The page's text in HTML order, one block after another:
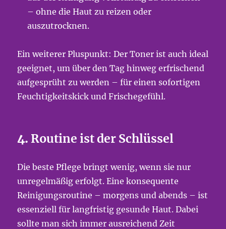
– ohne die Haut zu reizen oder
auszutrocknen.
Ein weiterer Pluspunkt: Der Toner ist auch ideal
geeignet, um über den Tag hinweg erfrischend
aufgesprüht zu werden – für einen sofortigen
Feuchtigkeitskick und Frischegefühl.
4.Routine ist der Schlüssel
Die beste Pflege bringt wenig, wenn sie nur
unregelmäßig erfolgt. Eine konsequente
Reinigungsroutine – morgens und abends – ist
essenziell für langfristig gesunde Haut. Dabei
sollte man sich immer ausreichend Zeit